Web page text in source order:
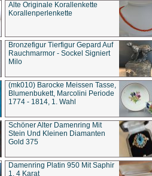
Alte Originale Korallenkette
Korallenperlenkette
Bronzefigur Tierfigur Gepard Auf
Rauchmarmor - Sockel Signiert
Milo
(mk010) Barocke Meissen Tasse,
Blumenbukett, Marcolini Periode
1774 - 1814, 1. Wahl
Schöner Alter Damenring Mit
Stein Und Kleinen Diamanten
Gold 375
Damenring Platin 950 Mit Saphir
1, 4 Karat